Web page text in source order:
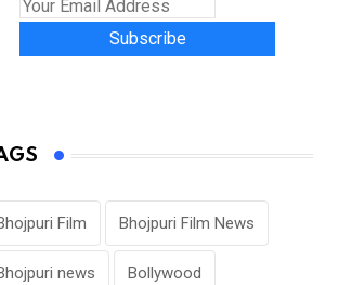
Subscribe
Film Bhojpuri Film News
news Bollywood